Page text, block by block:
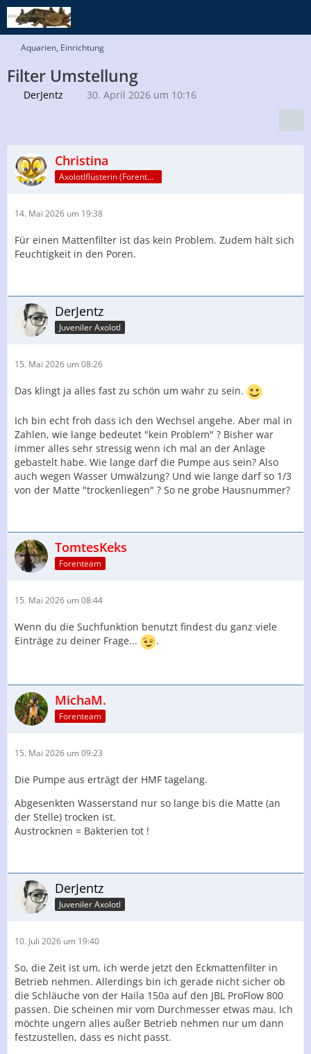
Aquarien, Einrichtung
Filter Umstellung
DerJentz 30. April 2026 um 10:16
Christina
Axolotlflüsterin (Forenteam)
14. Mai 2026 um 19:38
Für einen Mattenfilter ist das kein Problem. Zudem hält sich
Feuchtigkeit in den Poren.
DerJentz
Juveniler Axolotl
15. Mai 2026 um 08:26
Das klingt ja alles fast zu schön um wahr zu sein.
Ich bin echt froh dass ich den Wechsel angehe. Aber mal in
Zahlen, wie lange bedeutet "kein Problem" ? Bisher war
immer alles sehr stressig wenn ich mal an der Anlage
gebastelt habe. Wie lange darf die Pumpe aus sein? Also
auch wegen Wasser Umwälzung? Und wie lange darf so 1/3
von der Matte "trockenliegen" ? So ne grobe Hausnummer?
TomtesKeks
Forenteam
15. Mai 2026 um 08:44
Wenn du die Suchfunktion benutzt findest du ganz viele
Einträge zu deiner Frage...
.
MichaM.
Forenteam
15. Mai 2026 um 09:23
Die Pumpe aus erträgt der HMF tagelang.
Abgesenkten Wasserstand nur so lange bis die Matte (an
der Stelle) trocken ist.
Austrocknen = Bakterien tot !
DerJentz
Juveniler Axolotl
10. Juli 2026 um 19:40
So, die Zeit ist um, ich werde jetzt den Eckmattenfilter in
Betrieb nehmen. Allerdings bin ich gerade nicht sicher ob
die Schläuche von der Haila 150a auf den JBL ProFlow 800
passen. Die scheinen mir vom Durchmesser etwas mau. Ich
möchte ungern alles außer Betrieb nehmen nur um dann
festzustellen, dass es nicht passt.